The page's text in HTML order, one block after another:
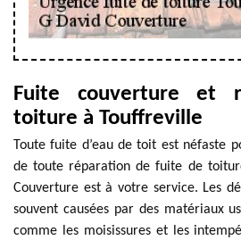
Fuite couverture et
toiture à Touffreville
Toute fuite d’eau de toit est néfaste
de toute réparation de fuite de
Couverture est à votre service. Les
souvent causées par des matériaux
comme les moisissures et les